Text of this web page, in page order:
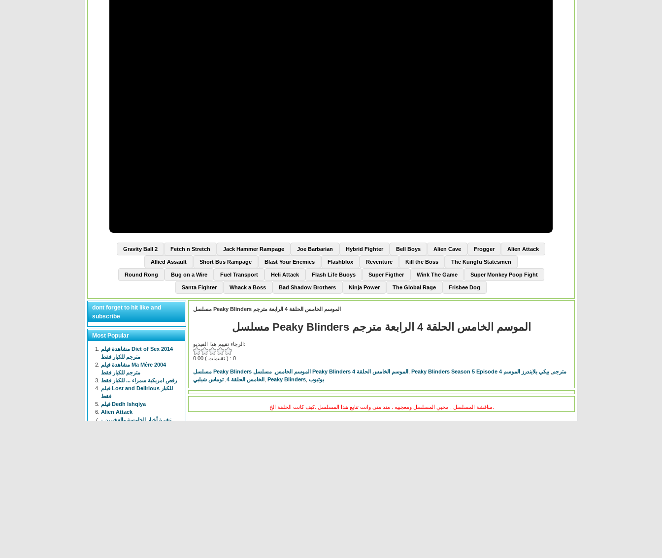
Alien Attack
Frogger
Alien Cave
Bell Boys
Hybrid Fighter
Joe Barbarian
Jack Hammer Rampage
Fetch n Stretch
Gravity Ball 2
The Kungfu Statesmen
Kill the Boss
Reventure
Flashblox
Blast Your Enemies
Short Bus Rampage
Allied Assault
Super Monkey Poop Fight
Wink The Game
Super Figther
Flash Life Buoys
Heli Attack
Fuel Transport
Bug on a Wire
Round Rong
Frisbee Dog
The Global Rage
Ninja Power
Bad Shadow Brothers
Whack a Boss
Santa Fighter
مسلسل Peaky Blinders الموسم الخامس الحلقة 4 الرابعة مترجم
مسلسل Peaky Blinders الموسم الخامس الحلقة 4 الرابعة مترجم
الرجاء تقييم هذا الفيديو:
0.00 ( تقييمات ) : 0
مسلسل Peaky Blinders الموسم الخامس مسلسل Peaky Blinders الموسم الخامس الحلقة 4 Peaky Blinders Season 5 Episode 4 مترجم بيكي بلايندرز الموسم
الخامس الحلقة 4
,توماس شيلبي Peaky Blinders يوتيوب
dont forget to hit like and
subscribe
Most Popular
مشاهدة فيلم Diet of Sex 2014
مترجم للكبار فقط
مشاهدة فيلم Ma Mère 2004
مترجم للكبار فقط
رقص امريكية سمراء ... للكبار فقط
فيلم Lost and Delirious للكبار
فقط
فيلم Dedh Ishqiya
Alien Attack
نشرة أخبار الخامسة والعشرين -